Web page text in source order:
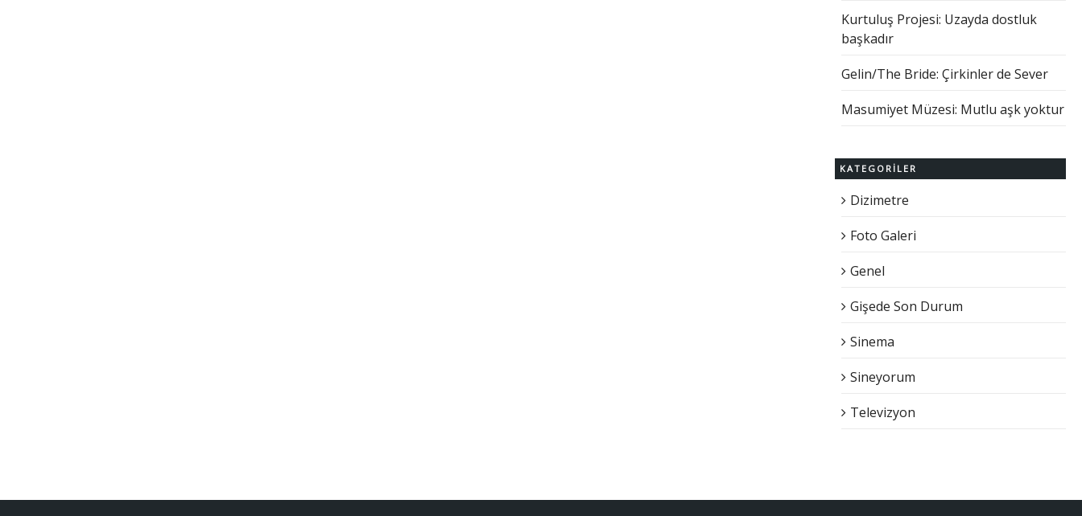
Kurtuluş Projesi: Uzayda dostluk
başkadır
Gelin/The Bride: Çirkinler de Sever
Masumiyet Müzesi: Mutlu aşk yoktur
KATEGORILER
Dizimetre
Foto Galeri
Genel
Gişede Son Durum
Sinema
Sineyorum
Televizyon